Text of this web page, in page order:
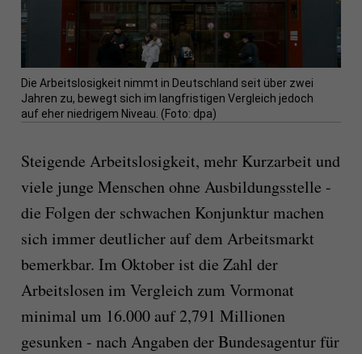
Die Arbeitslosigkeit nimmt in Deutschland seit über zwei
Jahren zu, bewegt sich im langfristigen Vergleich jedoch
auf eher niedrigem Niveau. (Foto: dpa)
Steigende Arbeitslosigkeit, mehr Kurzarbeit und
viele junge Menschen ohne Ausbildungsstelle -
die Folgen der schwachen Konjunktur machen
sich immer deutlicher auf dem Arbeitsmarkt
bemerkbar. Im Oktober ist die Zahl der
Arbeitslosen im Vergleich zum Vormonat
minimal um 16.000 auf 2,791 Millionen
gesunken - nach Angaben der Bundesagentur für